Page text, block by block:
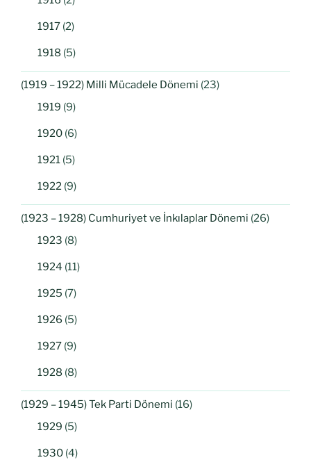
1917 (2)
1918 (5)
(1919 – 1922) Milli Mücadele Dönemi (23)
1919 (9)
1920 (6)
1921 (5)
1922 (9)
(1923 – 1928) Cumhuriyet ve İnkılaplar Dönemi (26)
1923 (8)
1924 (11)
1925 (7)
1926 (5)
1927 (9)
1928 (8)
(1929 – 1945) Tek Parti Dönemi (16)
1929 (5)
1930 (4)